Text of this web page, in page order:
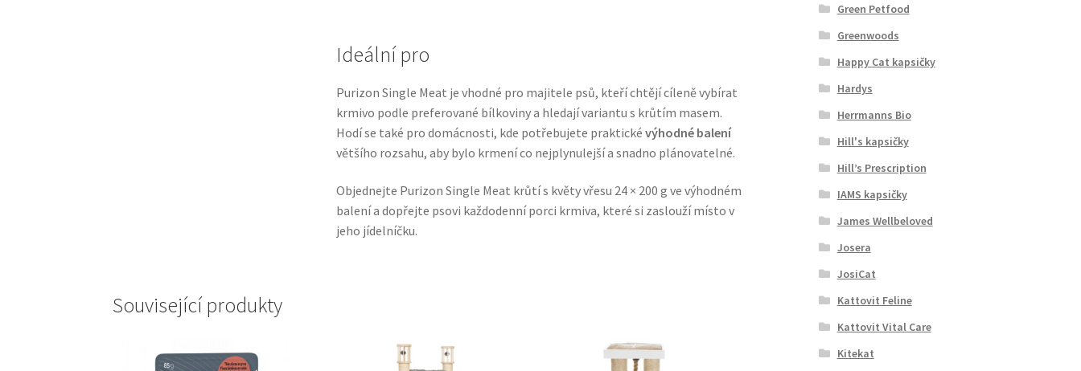
Ideální pro
Purizon Single Meat je vhodné pro majitele psů, kteří chtějí cíleně vybírat
krmivo podle preferované bílkoviny a hledají variantu s krůtím masem.
Hodí se také pro domácnosti, kde potřebujete praktické výhodné balení
většího rozsahu, aby bylo krmení co nejplynulejší a snadno plánovatelné.
Objednejte Purizon Single Meat krůtí s květy vřesu 24 × 200 g ve výhodném
balení a dopřejte psovi každodenní porci krmiva, které si zaslouží místo v
jeho jídelníčku.
Související produkty
Green Petfood
Greenwoods
Happy Cat kapsičky
Hardys
Herrmanns Bio
Hill's kapsičky
Hill’s Prescription
IAMS kapsičky
James Wellbeloved
Josera
JosiCat
Kattovit Feline
Kattovit Vital Care
Kitekat